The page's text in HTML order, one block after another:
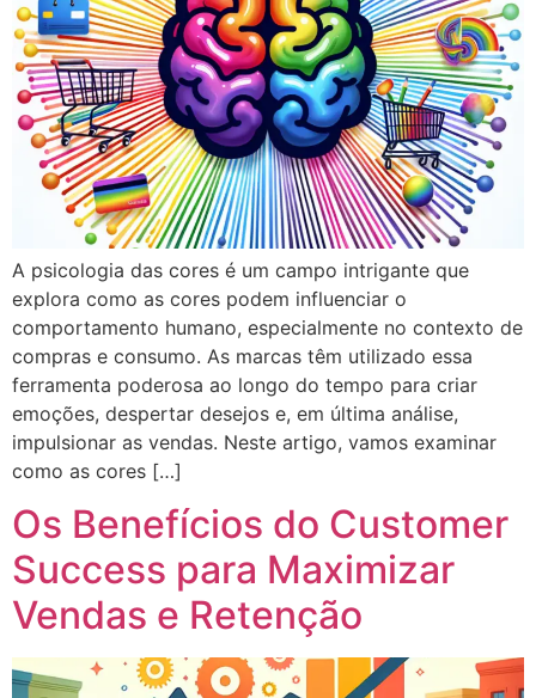
A psicologia das cores é um campo intrigante que
explora como as cores podem influenciar o
comportamento humano, especialmente no contexto de
compras e consumo. As marcas têm utilizado essa
ferramenta poderosa ao longo do tempo para criar
emoções, despertar desejos e, em última análise,
impulsionar as vendas. Neste artigo, vamos examinar
como as cores […]
Os Benefícios do Customer
Success para Maximizar
Vendas e Retenção